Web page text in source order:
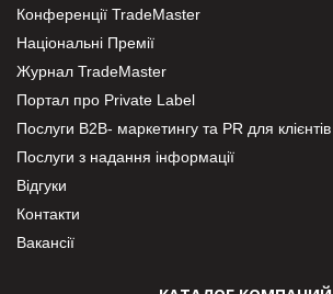
Конференції TradeMaster
Національні Премії
Журнал TradeMaster
Портал про Private Label
Послуги В2В- маркетингу та PR для клієнтів
Послуги з надання інформації
Відгуки
Контакти
Вакансії